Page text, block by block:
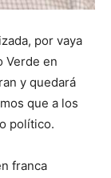
por vaya
Verde en
y quedará
que a los
político.
franca